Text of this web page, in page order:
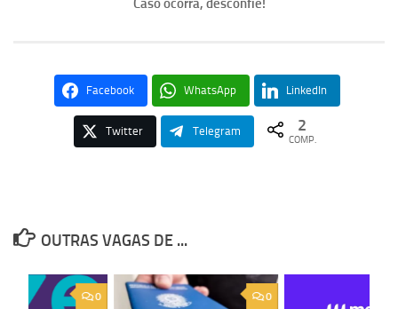
Caso ocorra, desconfie!
Facebook WhatsApp LinkedIn
Twitter Telegram 2
COMP.
OUTRAS VAGAS DE ...
0
0